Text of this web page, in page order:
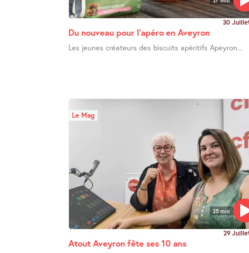
30
Du nouveau pour l’apéro en Aveyron
Les jeunes créateurs des biscuits apéritifs Apeyron...
25 min
Le Mag
29
Atout Aveyron fête ses 10 ans